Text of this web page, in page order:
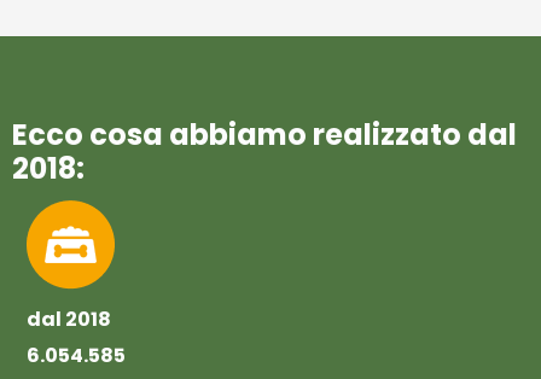
Ecco cosa abbiamo realizzato dal
2018:
dal 2018
6.054.585